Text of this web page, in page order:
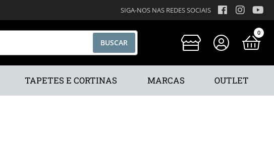
0
TAPETES E CORTINAS MARCAS OUTLET
SIGA-NOS NAS REDES SOCIAIS